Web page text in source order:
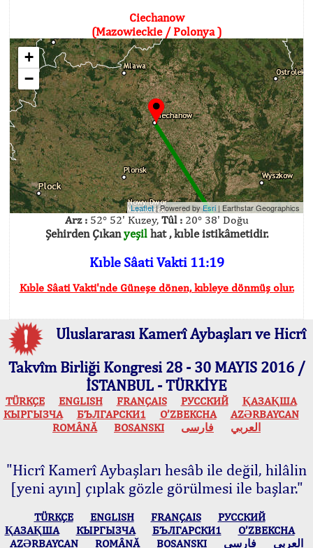
Ciechanow
(Mazowieckie / Polonya )
+
−
Leaflet| Powered byEsri | Earthstar Geographics
Arz :52° 52' Kuzey, Tûl :20° 38' Doğu
Şehirden Çıkanyeşilhat , kıble istikâmetidir.
Kıble Sâati Vakti 11:19
Kıble Sâati Vakti'nde Güneşe dönen, kıbleye dönmüş olur.
Uluslararası Kamerî Aybaşları ve Hicrî
Takvîm Birliği Kongresi 28 - 30 MAYIS 2016 /
İSTANBUL - TÜRKİYE
TÜRKÇE ENGLISH FRANÇAIS РУССКИЙ
ҚАЗАҚША
КЫPГЫЗЧA
БЪЛГАРСКИ1 O’ZBEKCHA
AZӘRBAYCAN
ROMÂNĂ
BOSANSKI العربي فارسی
"Hicrî Kamerî Aybaşları hesâb ile değil, hilâlin
[yeni ayın] çıplak gözle görülmesi ile başlar."
TÜRKÇE ENGLISH FRANÇAIS
РУССКИЙ
ҚАЗАҚША
КЫPГЫЗЧA БЪЛГАРСКИ1
O’ZBEKCHA
AZӘRBAYCAN
ROMÂNĂ BOSANSKI العربي فارسی